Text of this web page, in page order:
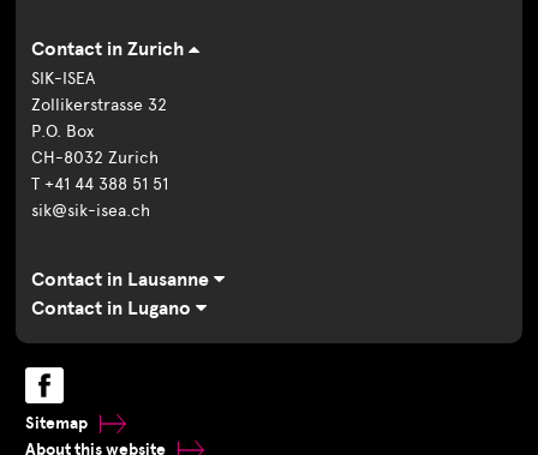
Contact in Zurich
SIK-ISEA
Zollikerstrasse 32
P.O. Box
CH-8032 Zurich
T +41 44 388 51 51
sik@sik-isea.ch
Contact in Lausanne
Contact in Lugano
Sitemap
About this website